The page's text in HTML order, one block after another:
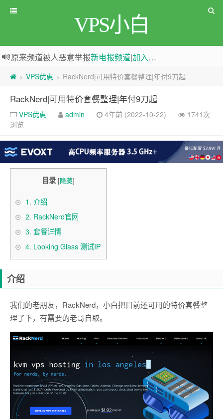
VPS小白
原来频道被人恶意举报新电报频道|加入电报群
greenwebpage|香港|日本|新加坡|美国等多地vps测评|移动直连|1Gbps带宽|年付€29
> VPS优惠 > RackNerd|可用特价套餐整理|年付9刀起
RackNerd|可用特价套餐整理|年付9刀起
VPS优惠 admin 4年前 (2022-10-22)
1741次
浏览
目录 [隐藏]
1. 介绍
2. RackNerd官网
3. 套餐详情
4. Looking Glass 测试IP
介绍
我们的老朋友，RackNerd，小白把目前还可用的特价套餐整
理了下，有需要的老哥自取。